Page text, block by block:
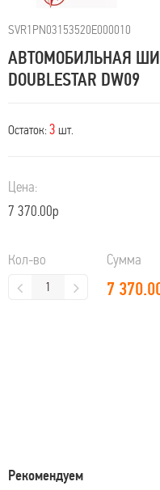
SVR1PN03153520E000010
АВТОМОБИЛЬНАЯ
DOUBLESTAR DW09
Остаток: 3 шт.
Цена:
7 370.00р
Кол-во Сумма
7
Рекомендуем